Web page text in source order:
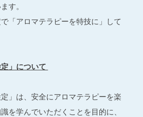
す。
「アロマテラピーを特技に」して
」について
定」は、安全にアロマテラピーを楽
を学んでいただくことを目的に、